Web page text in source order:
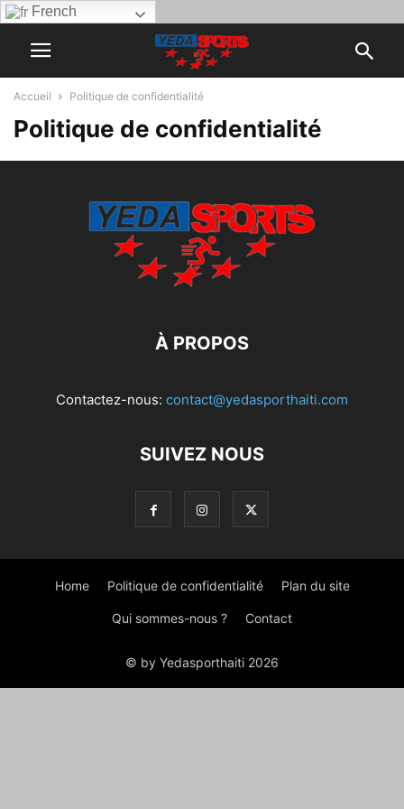
French
Accueil Politique de confidentialité
Politique de confidentialité
À PROPOS
Contactez-nous: contact@yedasporthaiti.com
SUIVEZ NOUS
Home Politique de confidentialité Plan du site
Qui sommes-nous ? Contact
© by Yedasporthaiti 2026